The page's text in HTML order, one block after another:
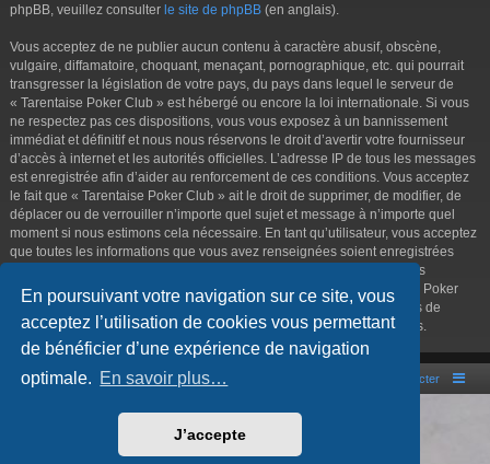
En poursuivant votre navigation sur ce site, vous
acceptez l’utilisation de cookies vous permettant
de bénéficier d’une expérience de navigation
optimale. En savoir plus…
J’accepte
phpBB, veuillez consulter le site de phpBB (en anglais).
Vous acceptez de ne publier aucun contenu à caractère abusif, obscène,
vulgaire, diffamatoire, choquant, menaçant, pornographique, etc. qui pourrait
transgresser la législation de votre pays, du pays dans lequel le serveur de
« Tarentaise Poker Club » est hébergé ou encore la loi internationale. Si vous
ne respectez pas ces dispositions, vous vous exposez à un bannissement
immédiat et définitif et nous nous réservons le droit d’avertir votre fournisseur
d’accès à internet et les autorités officielles. L’adresse IP de tous les messages
est enregistrée afin d’aider au renforcement de ces conditions. Vous acceptez
le fait que « Tarentaise Poker Club » ait le droit de supprimer, de modifier, de
déplacer ou de verrouiller n’importe quel sujet et message à n’importe quel
moment si nous estimons cela nécessaire. En tant qu’utilisateur, vous acceptez
que toutes les informations que vous avez renseignées soient enregistrées
dans notre base de données. Bien que ces informations ne seront pas
diffusées à une tierce partie sans votre consentement, ni « Tarentaise Poker
Club », ni phpBB, ne pourront être tenus comme responsables en cas de
tentative de piratage informatique visant à compromettre vos données.
Portal Accueil du forum Nous contacter
Développé parphpBB® Forum Software © phpBB Limited
Style parArty- phpBB 3.3 par MrGaby
©